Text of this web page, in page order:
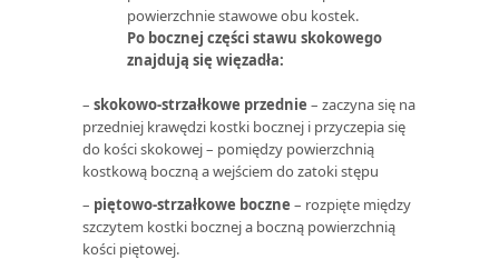
powierzchnie stawowe obu kostek.
Po bocznej części stawu skokowego
znajdują się więzadła:
– skokowo-strzałkowe przednie – zaczyna się na
przedniej krawędzi kostki bocznej i przyczepia się
do kości skokowej – pomiędzy powierzchnią
kostkową boczną a wejściem do zatoki stępu
– piętowo-strzałkowe boczne – rozpięte między
szczytem kostki bocznej a boczną powierzchnią
kości piętowej.